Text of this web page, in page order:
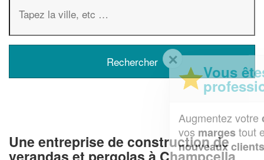
Une entreprise de construction de
verandas et pergolas à Champcella
Vous êtes un
professionnel ?
chiffre d'affaireset
tout en gagnant de
nouveaux clients!